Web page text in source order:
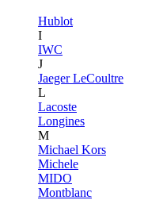
Hublot
I
IWC
J
Jaeger LeCoultre
L
Lacoste
Longines
M
Michael Kors
Michele
MIDO
Montblanc